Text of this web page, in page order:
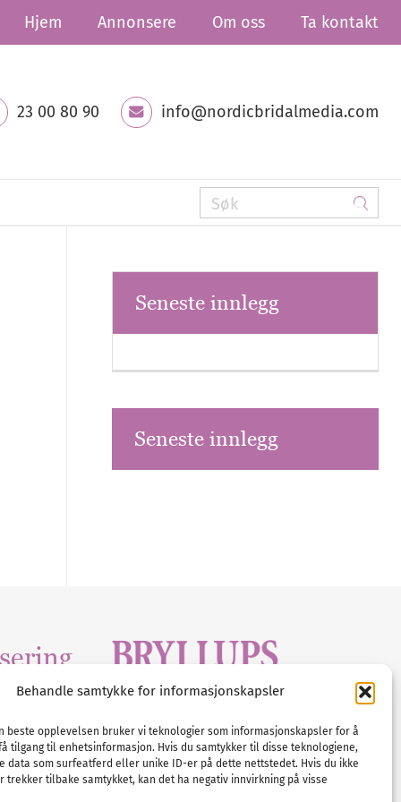
Behandle samtykke for informasjonskapsler
beste opplevelsen bruker vi teknologier som informasjonskapsler for å
tilgang til enhetsinformasjon. Hvis du samtykker til disse teknologiene,
data som surfeatferd eller unike ID-er på dette nettstedet. Hvis du ikke
trekker tilbake samtykket, kan det ha negativ innvirkning på visse
Hjem Annonsere Om oss Ta kontakt
23 00 80 90 info@nordicbridalmedia.com
Seneste innlegg
Seneste innlegg
E-post :info@nordicbridalmedia.com
Bryllupsmagasinet Norge
© All rights reserved.
VAT: NO911740648